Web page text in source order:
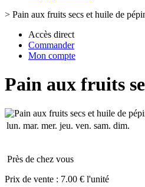
> Pain aux fruits secs et huile de
Accès direct
Commander
Mon compte
Pain aux fruits
lun. mar. mer. jeu. ven. sam. dim.
Près de chez vous
Prix de vente : 7.00 € l'unité